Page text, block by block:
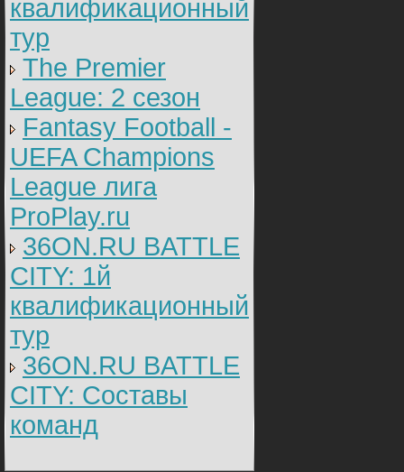
квалификационный
тур
The Premier
League: 2 cезон
Fantasy Football -
UEFA Champions
League лига
ProPlay.ru
36ON.RU BATTLE
CITY: 1й
квалификационный
тур
36ON.RU BATTLE
CITY: Составы
команд